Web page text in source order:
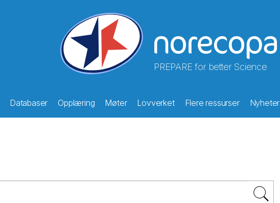
PREPARE for better Science
Databaser Opplæring Møter Lovverket Flere ressurser Nyheter